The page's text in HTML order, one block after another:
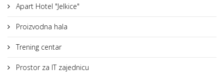
Apart Hotel "Jelkice"
Proizvodna hala
Trening centar
Prostor za IT zajednicu